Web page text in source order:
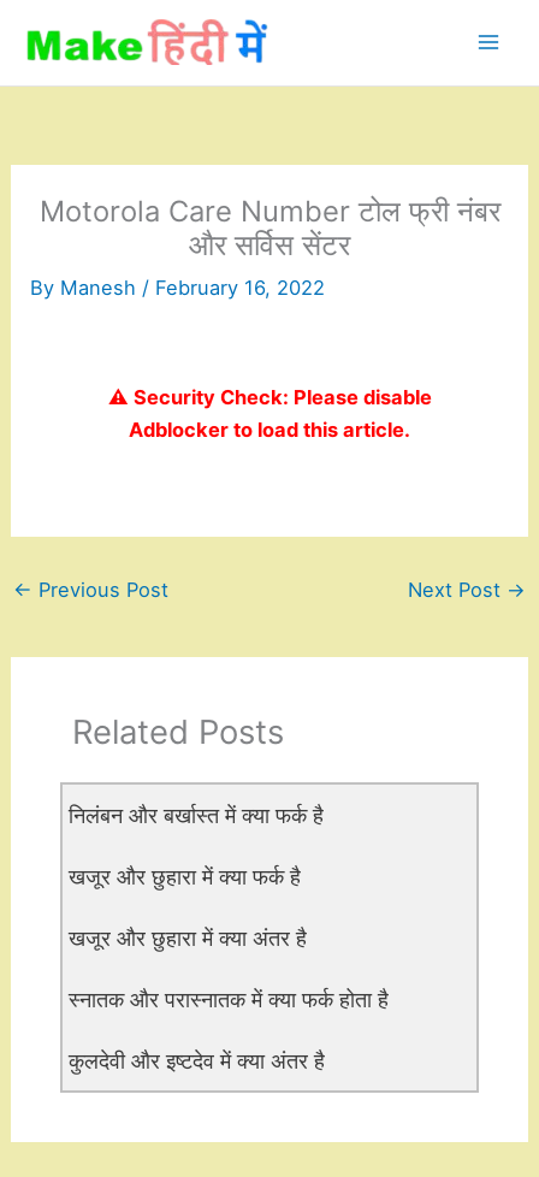
content
Motorola Care Number टोल फ्री नंबर
और सर्विस सेंटर
By Manesh / February 16, 2022
⚠️ Security Check: Please disable
Adblocker to load this article.
← Previous Post Next Post →
Related Posts
निलंबन और बर्खास्त में क्या फर्क है
खजूर और छुहारा में क्या फर्क है
खजूर और छुहारा में क्या अंतर है
स्नातक और परास्नातक में क्या फर्क होता है
कुलदेवी और इष्टदेव में क्या अंतर है